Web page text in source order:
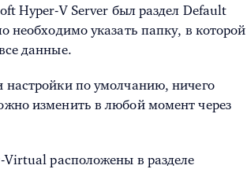
Hyper-V Server был раздел Default
необходимо указать папку, в которой
данные.
настройки по умолчанию, ничего
изменить в любой момент через
Virtual расположены в разделе